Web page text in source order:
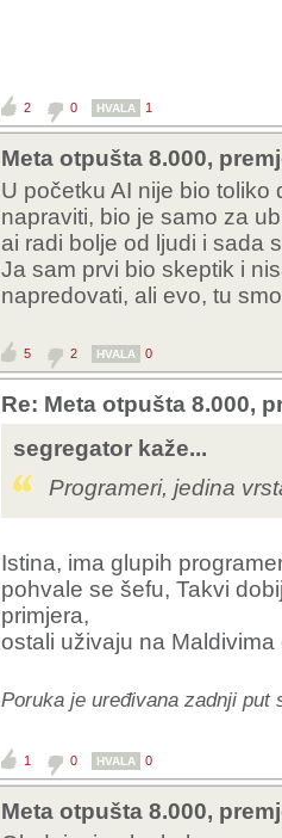
2 0 HVALA 1
Meta otpušta 8.000,
U početku AI nije bio
napraviti, bio je samo za
ai radi bolje od ljudi i sada
Ja sam prvi bio skeptik i
napredovati, ali evo, tu
5 2 HVALA 0
Re: Meta otpušta 8.000,
segregator kaže...
Programeri, jedina
Istina, ima glupih
pohvale se šefu, Takvi
primjera,
ostali uživaju na
Poruka je uređivana zadnji put
1 0 HVALA 0
Meta otpušta 8.000,